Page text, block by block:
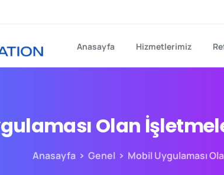
Anasayfa Hizmetlerimiz
Olan
Anasayfa Genel Mobil Uygulaması